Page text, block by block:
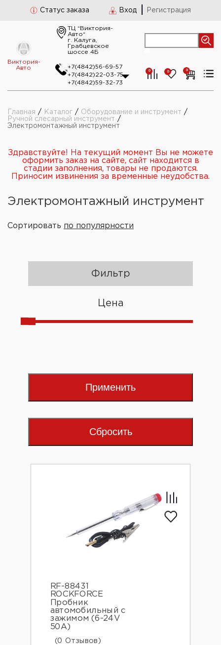
Статус заказа Вход Регистрация
Виктория-
Авто
ТЦ “Виктория-
Авто“
г. Калуга,
Грабцевское
шоссе 4Б
+7(4842)56-69-57
+7(4842)22-03-75
+7(4842)59-32-73
0 0 0
Главная / Каталог / Оборудование и инструмент /
Ручной слесарный инструмент /
Электромонтажный инструмент
Здравствуйте! На текущий момент Вы не можете
оформить заказ на сайте, сайт находится в
стадии заполнения, товары не продаются.
Приносим извинения за временные неудобства.
Электромонтажный инструмент
Сортировать по популярности
Фильтр
Цена
Применить
Сбросить
RF-88431
ROCKFORCE
Пробник
автомобильный с
зажимом (6-24V
50А)
(0 Отзывов)